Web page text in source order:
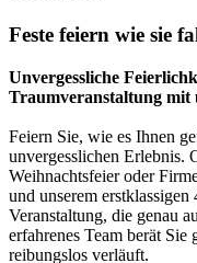
Feste feiern wie sie
Unvergessliche
Traumveranstaltung mit
Feiern Sie, wie es Ihnen
unvergesslichen Erlebnis.
Weihnachtsfeier oder
und unserem
Veranstaltung, die genau
erfahrenes Team berät Sie
reibungslos verläuft.